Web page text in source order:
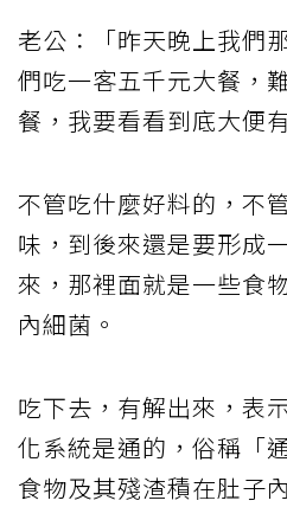
老公：「昨天晚上我們
們吃一客五千元大餐，
餐，我要看看到底大便
不管吃什麼好料的，不
味，到後來還是要形成
來，那裡面就是一些食
內細菌。
吃下去，有解出來，表
化系統是通的，俗稱「
食物及其殘渣積在肚子